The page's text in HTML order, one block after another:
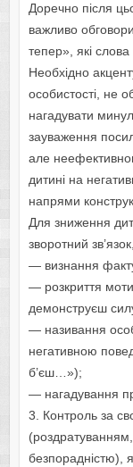
Доречно після
важливо
тепер», які
Необхідно
особистості, не
нагадувати
зауваження
але
дитині на
напрями
Для зниження
зворотний
— визнання
— розкриття
демонструєш
— називання
негативною
б’єш…»);
— нагадування
3. Контроль за
безпорадністю),